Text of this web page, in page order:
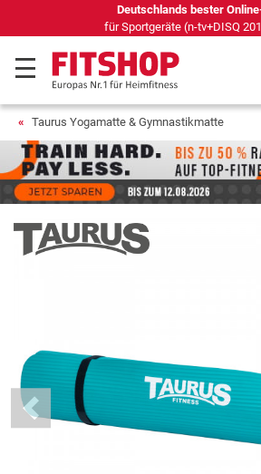
69 Fachmärkte vor Ort mit 75 eigenen
Taurus Yogamatte & Gymnastikmatte
Previous